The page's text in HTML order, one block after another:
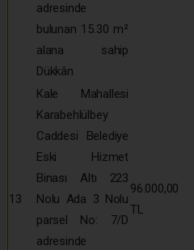
adresinde
bulunan 15.30 m²
alana sahip
Dükkân
13
Kale Mahallesi
Karabehlülbey
Caddesi Belediye
Eski Hizmet
Binası Altı 223
Nolu Ada 3 Nolu
parsel No: 7/D
adresinde
96.000,00
TL